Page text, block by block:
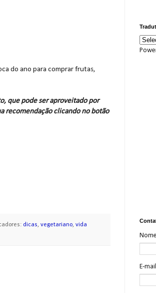
do ano para comprar frutas,
que pode ser aproveitado por
recomendação clicando no botão
dicas, vegetariano, vida
Nome
E-mail